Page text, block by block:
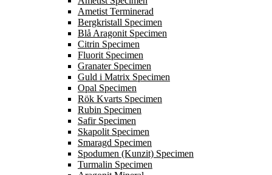
Ametist Terminerad
Bergkristall Specimen
Blå Aragonit Specimen
Citrin Specimen
Fluorit Specimen
Granater Specimen
Guld i Matrix Specimen
Opal Specimen
Rök Kvarts Specimen
Rubin Specimen
Safir Specimen
Skapolit Specimen
Smaragd Specimen
Spodumen (Kunzit) Specimen
Turmalin Specimen